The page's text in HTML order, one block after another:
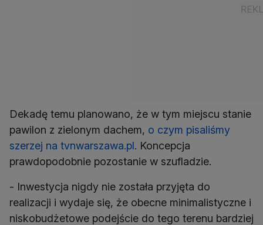
Dekadę temu planowano, że w tym miejscu stanie
pawilon z zielonym dachem, o czym pisaliśmy
szerzej na tvnwarszawa.pl. Koncepcja
prawdopodobnie pozostanie w szufladzie.
- Inwestycja nigdy nie została przyjęta do
realizacji i wydaje się, że obecne minimalistyczne i
niskobudżetowe podejście do tego terenu bardziej